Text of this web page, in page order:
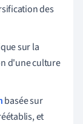
des
sur la
d'une culture
basée sur
et